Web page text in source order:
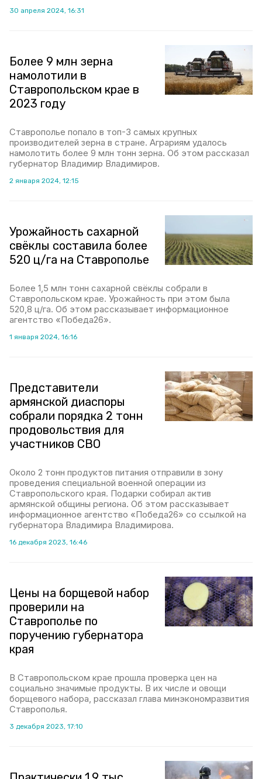
30 апреля 2024, 16:31
Более 9 млн зерна
намолотили в
Ставропольском крае в
2023 году
Ставрополье попало в топ-3 самых крупных
производителей зерна в стране. Аграриям удалось
намолотить более 9 млн тонн зерна. Об этом рассказал
губернатор Владимир Владимиров.
2 января 2024, 12:15
Урожайность сахарной
свёклы составила более
520 ц/га на Ставрополье
Более 1,5 млн тонн сахарной свёклы собрали в
Ставропольском крае. Урожайность при этом была
520,8 ц/га. Об этом рассказывает информационное
агентство «Победа26».
1 января 2024, 16:16
Представители
армянской диаспоры
собрали порядка 2 тонн
продовольствия для
участников СВО
Около 2 тонн продуктов питания отправили в зону
проведения специальной военной операции из
Ставропольского края. Подарки собирал актив
армянской общины региона. Об этом рассказывает
информационное агентство «Победа26» со ссылкой на
губернатора Владимира Владимирова.
16 декабря 2023, 16:46
Цены на борщевой набор
проверили на
Ставрополье по
поручению губернатора
края
В Ставропольском крае прошла проверка цен на
социально значимые продукты. В их числе и овощи
борщевого набора, рассказал глава минэкономразвития
Ставрополья.
3 декабря 2023, 17:10